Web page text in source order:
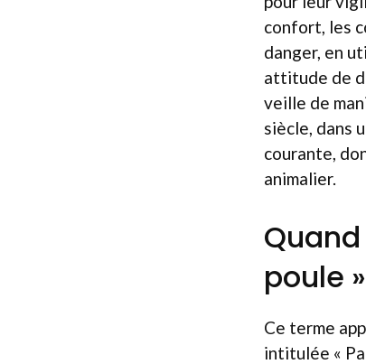
confort, les
danger, en
attitude de
veille de
siècle, dans
courante,
animalier.
poule
Ce terme
intitulée «